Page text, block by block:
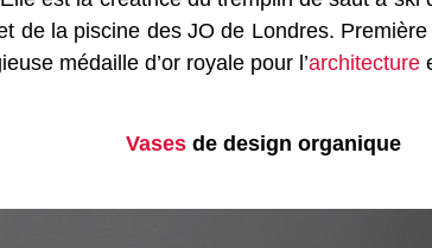
de la piscine des JO de Londres.
médaille d’or royale pour l’architecture
Vasesde design organique